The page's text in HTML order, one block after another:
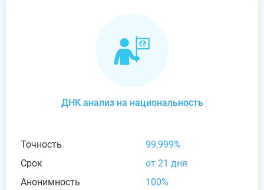
ДНК анализ на национальность
Точность
99,999%
Срок
от 21 дня
Анонимность
100%